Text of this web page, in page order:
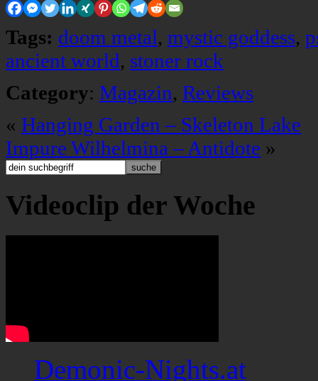
Tags: doom metal, mystic goddess,
ancient world, stoner rock
Category: Magazin, Reviews
« Hanging Garden – Skeleton Lake
Impure Wilhelmina – Antidote »
Videoclip der Woche
Demonic-Nights.at